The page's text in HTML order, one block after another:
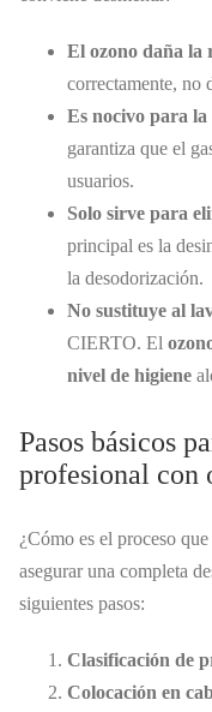
El ozono daña la
correctamente, no
Es nocivo para la
garantiza que el
usuarios.
Solo sirve para
principal es la
la desodorización.
No sustituye al
CIERTO. El
nivel de higiene
Pasos básicos
profesional con
¿Cómo es el proceso
asegurar una completa
siguientes pasos:
Clasificación de
Colocación en